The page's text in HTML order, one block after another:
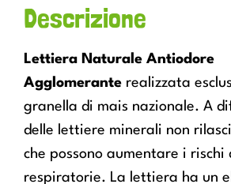
Descrizione
Lettiera Naturale Antiodore
Agglomerante realizzata
granella di mais nazionale. A
delle lettiere minerali non
che possono aumentare i
respiratorie. La lettiera ha un